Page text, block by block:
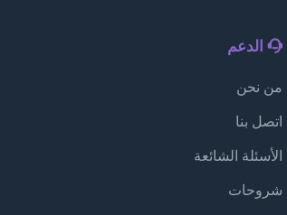
الدعم
من نحن
اتصل بنا
الأسئلة الشائعة
شروحات